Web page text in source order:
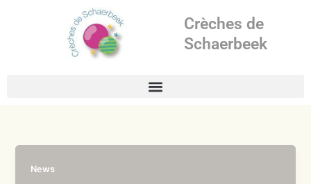
Crèches de
Schaerbeek
News